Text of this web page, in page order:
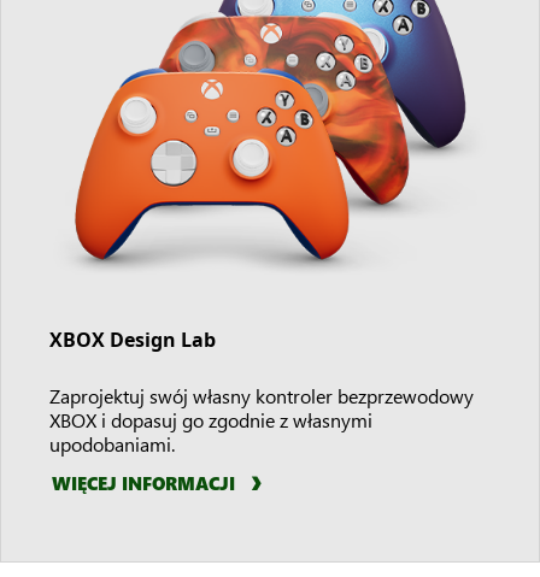
XBOX Design Lab
Zaprojektuj swój własny kontroler bezprzewodowy
XBOX i dopasuj go zgodnie z własnymi
upodobaniami.
WIĘCEJ INFORMACJI